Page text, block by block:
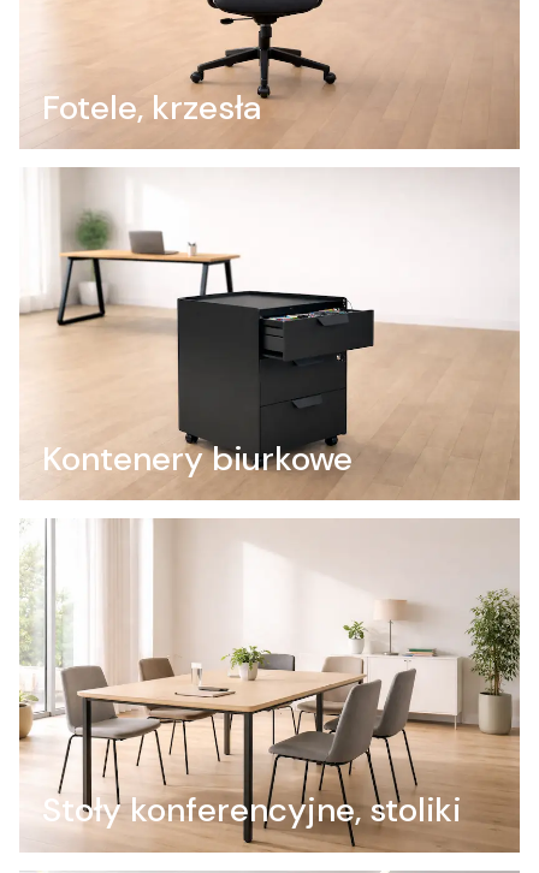
Fotele, krzesła
Kontenery biurkowe
Stoły konferencyjne, stoliki